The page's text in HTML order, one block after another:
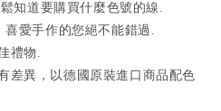
知道要購買什麼色號的線.
愛手作的您絕不能錯過.
禮物.
差異，以德國原裝進口商品配色